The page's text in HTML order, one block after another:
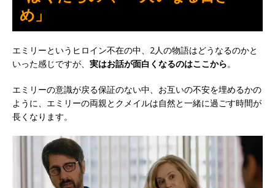
め」
エミリーというヒロイン不在の中、2人の物語はどうなるのかと
いった感じですが、 実はお話が面白くなるのはここから。
エミリーの意識が戻る保証のない中、お互いの不安を埋めるかの
ように、エミリーの両親とクメイルは自然と一緒に過ごす時間が
長くなります。